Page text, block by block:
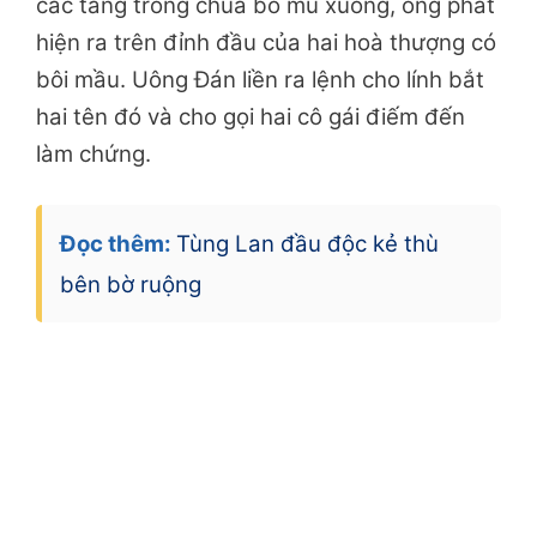
hiện ra trên đỉnh đầu của hai hoà thượng có
bôi mầu. Uông Đán liền ra lệnh cho lính bắt
hai tên đó và cho gọi hai cô gái điếm đến
làm chứng.
Đọc thêm: Tùng Lan đầu độc kẻ thù
bên bờ ruộng